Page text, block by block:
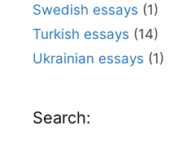
Swedish essays (1)
Turkish essays (14)
Ukrainian essays (1)
Search: